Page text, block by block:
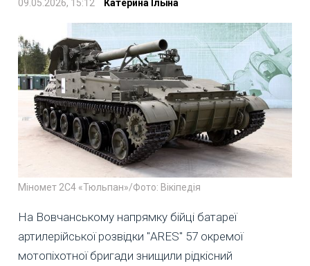
09.05.2026, 15:12 Катерина Ільїна
Міномет 2С4 «Тюльпан»/Фото: Вікіпедія
На Вовчанському напрямку бійці батареї
артилерійської розвідки "ARES" 57 окремої
мотопіхотної бригади знищили рідкісний